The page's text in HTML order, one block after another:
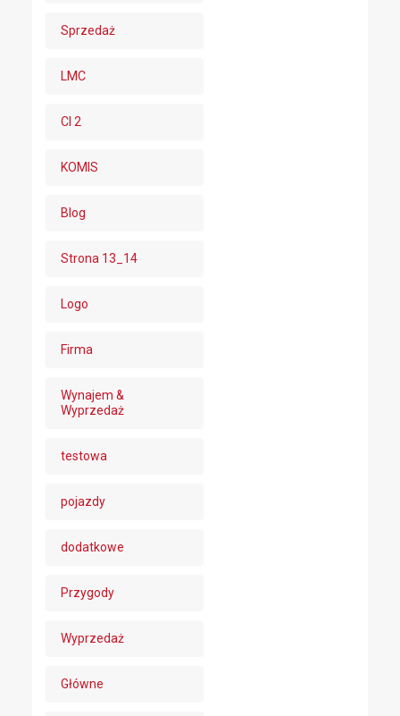
Sprzedaż
LMC
CI 2
KOMIS
Blog
Strona 13_14
Logo
Firma
Wynajem &
Wyprzedaż
testowa
pojazdy
dodatkowe
Przygody
Wyprzedaż
Główne